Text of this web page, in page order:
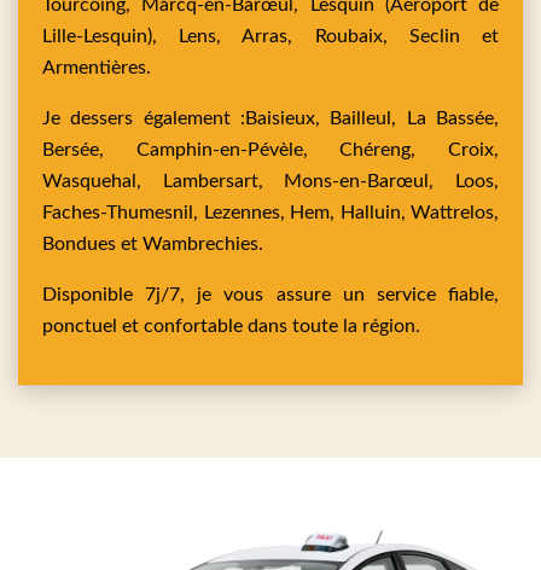
Tourcoing,
Marcq-en-Barœul, Lesquin (Aéroport de
Lille-Lesquin), Lens,Arras, Roubaix, Seclin et
Armentières.
Je dessers également : Baisieux, Bailleul,
La Bassée,
Bersée, Camphin-en-Pévèle,Chéreng,Croix,
Wasquehal,
Lambersart, Mons-en-Barœul,
Loos,
Faches-Thumesnil, Lezennes, Hem, Halluin, Wattrelos,
Bondues et Wambrechies.
Disponible 7j/7, je vous assure un service fiable,
ponctuel et confortable dans toute la région.